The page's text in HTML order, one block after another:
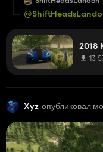
2018
13
Xyz опубликовал